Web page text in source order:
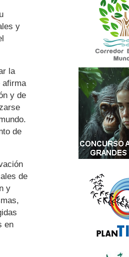
y
la
afirma
y de
de
de
y
en